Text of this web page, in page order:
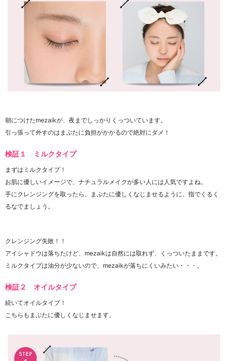
朝につけたmezaikが、夜までしっかりくっついています。
引っ張って外すのはまぶたに負担がかかるので絶対にダメ！
検証１ ミルクタイプ
まずはミルクタイプ！
お肌に優しいイメージで、ナチュラルメイクが多い人には人気ですよね。
手にクレンジングを取ったら、まぶたに優しくなじませるように、指でくるく
るなでましょう。
クレンジング失敗！！
アイシャドウは落ちたけど、mezaikは自然には取れず、くっついたままです。
ミルクタイプは油分が少ないので、mezaikが落ちにくいみたい・・・。
検証２ オイルタイプ
続いてオイルタイプ！
こちらもまぶたに優しくなじませます。